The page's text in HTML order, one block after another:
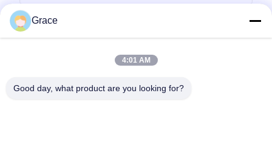
Wyślij
Grace
4:01 AM
Good day, what product are you looking for?